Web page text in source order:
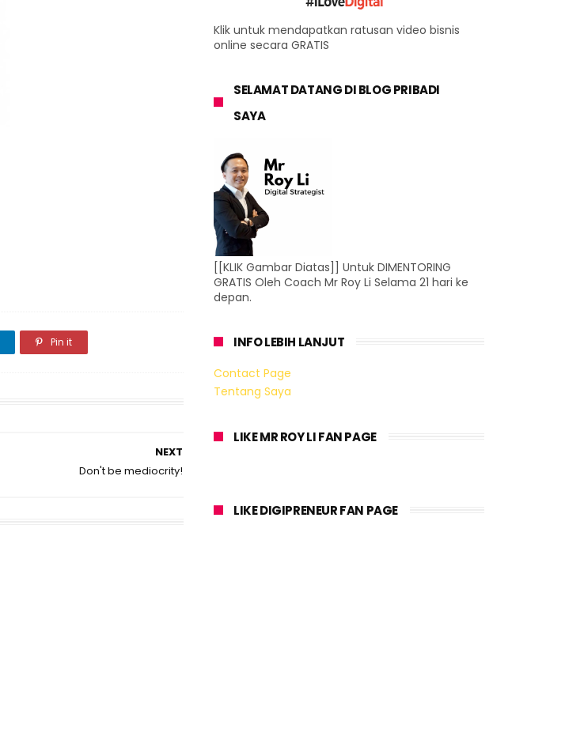
Pin it
NEXT
Don't be mediocrity!
Klik untuk mendapatkan ratusan video bisnis
online secara GRATIS
SELAMAT DATANG DI BLOG PRIBADI
SAYA
[[KLIK Gambar Diatas]] Untuk DIMENTORING
GRATIS Oleh Coach Mr Roy Li Selama 21 hari ke
depan.
INFO LEBIH LANJUT
Contact Page
Tentang Saya
LIKE MR ROY LI FAN PAGE
LIKE DIGIPRENEUR FAN PAGE